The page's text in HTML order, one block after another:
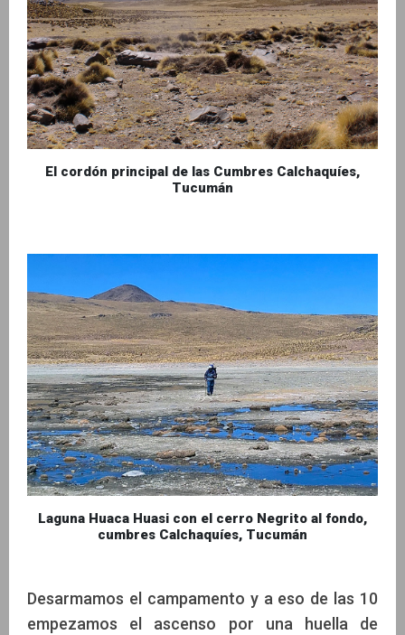
El cordón principal de las Cumbres Calchaquíes,
Tucumán
Laguna Huaca Huasi con el cerro Negrito al fondo,
cumbres Calchaquíes, Tucumán
Desarmamos el campamento y a eso de las 10
empezamos el ascenso por una huella de